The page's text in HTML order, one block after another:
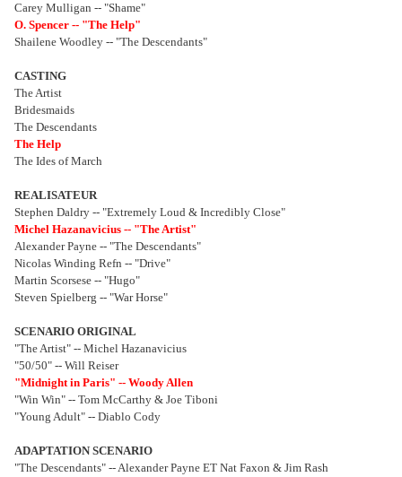
Carey Mulligan -- "Shame"
O. Spencer -- "The Help"
Shailene Woodley -- "The Descendants"
CASTING
The Artist
Bridesmaids
The Descendants
The Help
The Ides of March
REALISATEUR
Stephen Daldry -- "Extremely Loud & Incredibly Close"
Michel Hazanavicius -- "The Artist"
Alexander Payne -- "The Descendants"
Nicolas Winding Refn -- "Drive"
Martin Scorsese -- "Hugo"
Steven Spielberg -- "War Horse"
SCENARIO ORIGINAL
"The Artist" -- Michel Hazanavicius
"50/50" -- Will Reiser
"Midnight in Paris" -- Woody Allen
"Win Win" -- Tom McCarthy & Joe Tiboni
"Young Adult" -- Diablo Cody
ADAPTATION SCENARIO
"The Descendants" -- Alexander Payne ET Nat Faxon & Jim Rash